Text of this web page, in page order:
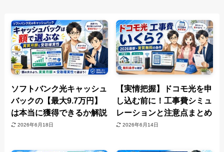
ソフトバンク光キャッシュ
バックの【最大9.7万円】
は本当に獲得できるか解説
2026年6月18日
【実情把握】ドコモ光を申
し込む前に！工事費シミュ
レーションと注意点まとめ
2026年6月14日